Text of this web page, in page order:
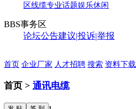
区线缆专业话题娱乐休闲
BBS事务区
论坛公告建议|投诉|举报
首页 企业厂家 人才招聘 搜索 资料下载
首页 > 通讯电缆